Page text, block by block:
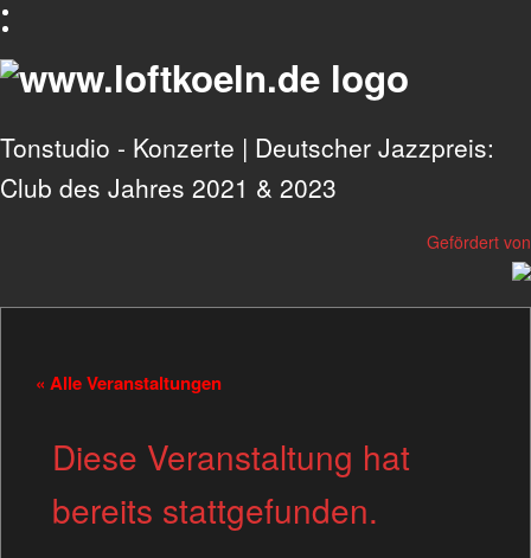
Tonstudio - Konzerte | Deutscher Jazzpreis:
Club des Jahres 2021 & 2023
Gefördert von
« Alle Veranstaltungen
Diese Veranstaltung hat
bereits stattgefunden.